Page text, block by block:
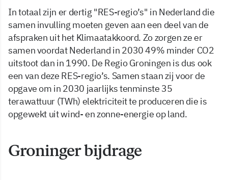
In totaal zijn er dertig "RES-regio’s" in Nederland die
samen invulling moeten geven aan een deel van de
afspraken uit het Klimaatakkoord. Zo zorgen ze er
samen voordat Nederland in 2030 49% minder CO2
uitstoot dan in 1990. De Regio Groningen is dus ook
een van deze RES-regio’s. Samen staan zij voor de
opgave om in 2030 jaarlijks tenminste 35
terawattuur (TWh) elektriciteit te produceren die is
opgewekt uit wind- en zonne-energie op land.
Groninger bijdrage